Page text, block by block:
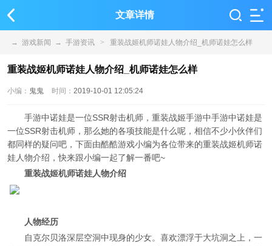
文章详情
→ 游戏新闻 → 手游资讯 > 重装战姬机师诺娃人物介绍_机师诺娃怎么样
重装战姬机师诺娃人物介绍_机师诺娃怎么样
小编： 鬼鬼 时间： 2019-10-01 12:05:24
手游中诺娃是一位SSR射击机师，重装战姬手游中手游中诺娃是
一位SSR射击机师，那么她的各项技能是什么呢，相信不少小伙伴们
都同样的疑问吧，下面由酷酷游戏小编为各位带来的重装战姬机师诺
娃人物介绍，快来跟小编一起了解一番吧~
重装战姬机师诺娃人物介绍
人物经历
自克尔贝洛深层空洞中现身的少女。喜欢漂浮于大坑洞之上，一